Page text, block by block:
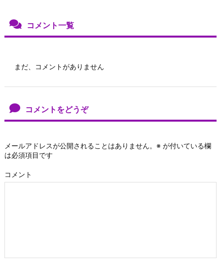
コメント一覧
まだ、コメントがありません
コメントをどうぞ
メールアドレスが公開されることはありません。 ※ が付いている欄
は必須項目です
コメント